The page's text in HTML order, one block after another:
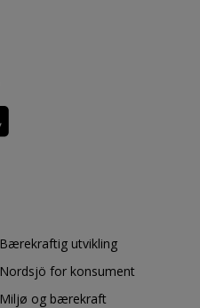
Bærekraftig utvikling
Nordsjö for konsument
Miljø og bærekraft